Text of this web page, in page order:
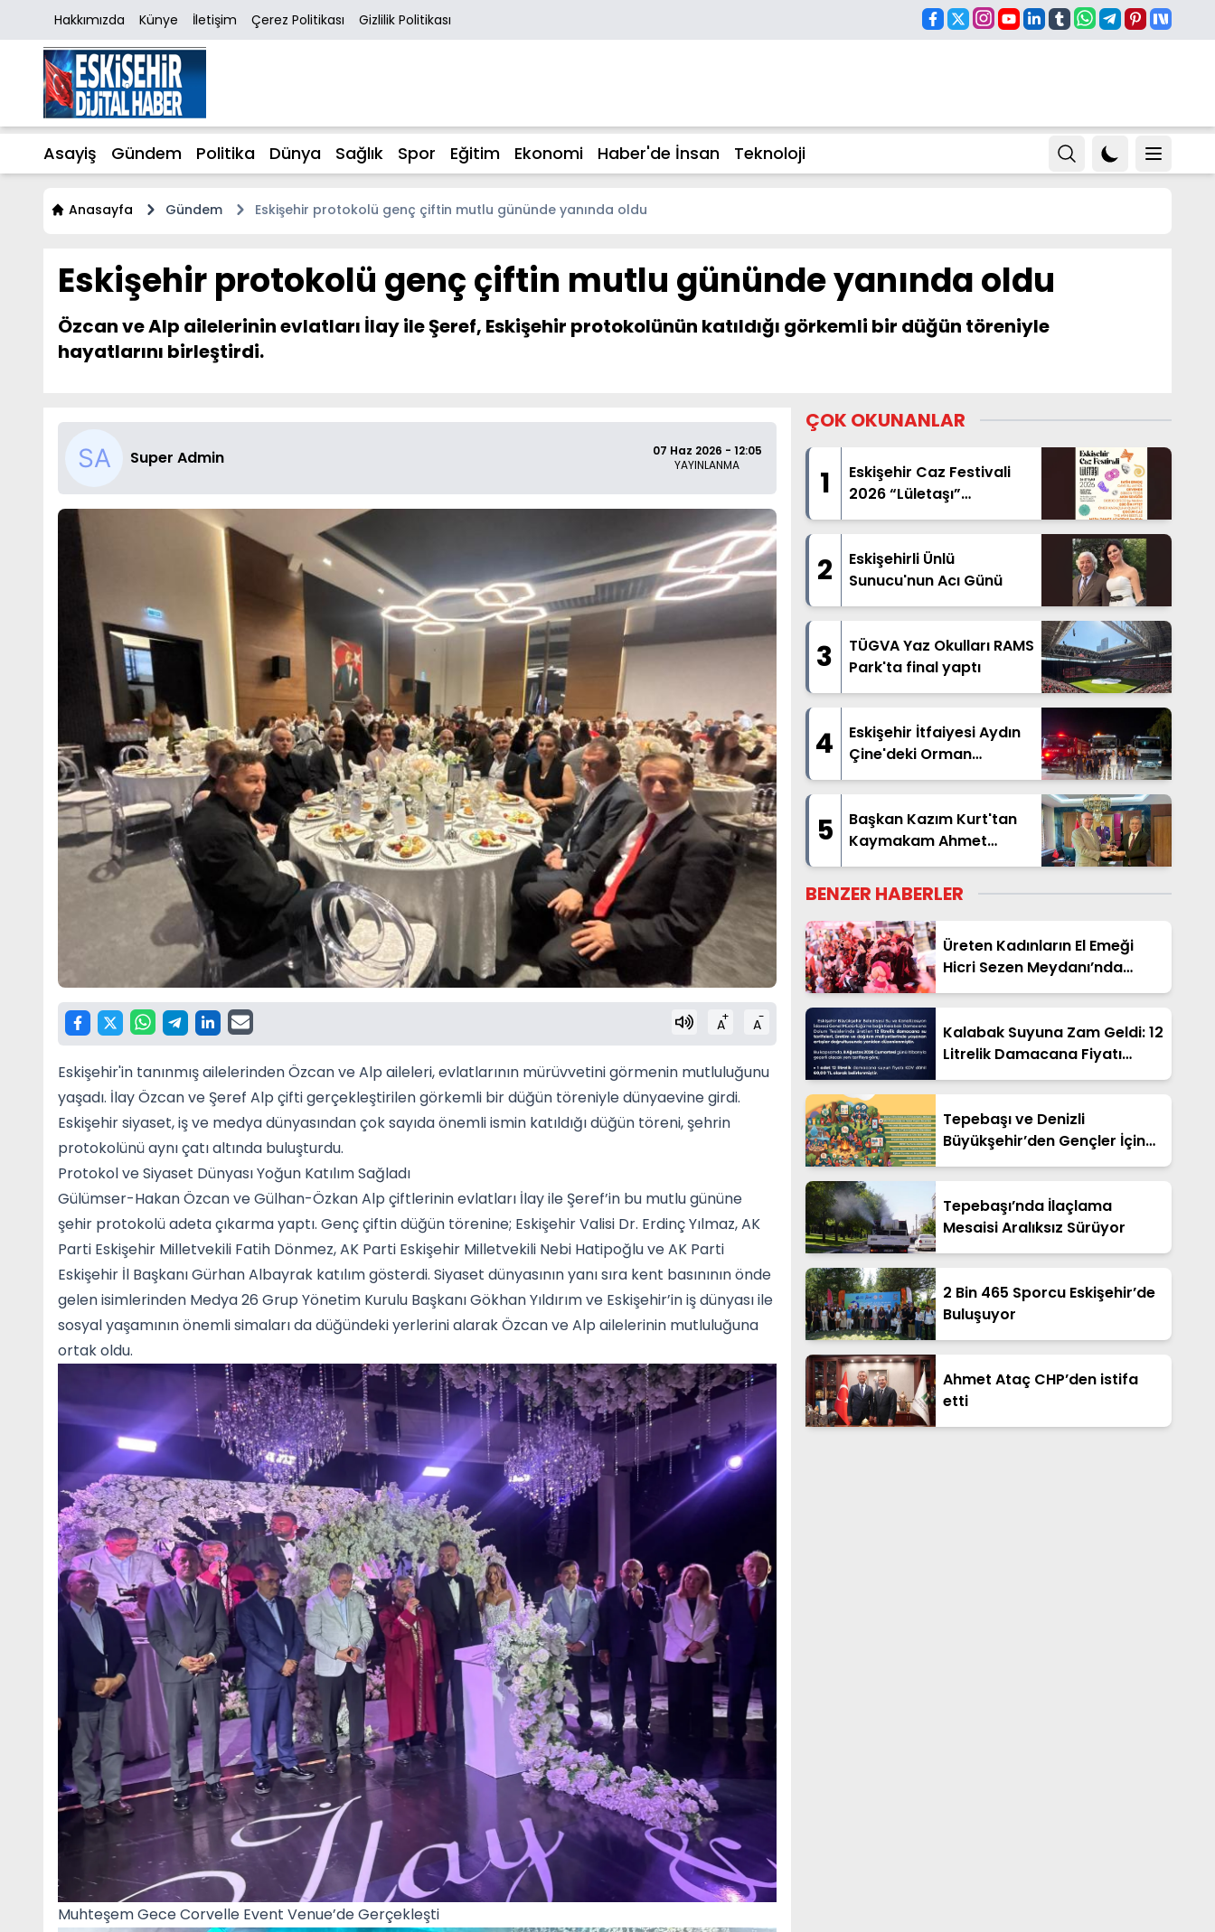
Hakkımızda Künye İletişim Çerez Politikası Gizlilik Politikası
Asayiş Gündem Politika Dünya Sağlık Spor Eğitim Ekonomi Haber'de İnsan Teknoloji
Anasayfa Gündem Eskişehir protokolü genç çiftin mutlu gününde yanında oldu
Eskişehir protokolü genç çiftin mutlu gününde yanında oldu
Özcan ve Alp ailelerinin evlatları İlay ile Şeref, Eskişehir protokolünün katıldığı görkemli bir düğün töreniyle
hayatlarını birleştirdi.
Super Admin
07 Haz 2026 - 12:05
YAYINLANMA
A+ A-
Eskişehir'in tanınmış ailelerinden Özcan ve Alp aileleri, evlatlarının mürüvvetini görmenin mutluluğunu
yaşadı. İlay Özcan ve Şeref Alp çifti gerçekleştirilen görkemli bir düğün töreniyle dünyaevine girdi.
Eskişehir siyaset, iş ve medya dünyasından çok sayıda önemli ismin katıldığı düğün töreni, şehrin
protokolünü aynı çatı altında buluşturdu.
Protokol ve Siyaset Dünyası Yoğun Katılım Sağladı
Gülümser-Hakan Özcan ve Gülhan-Özkan Alp çiftlerinin evlatları İlay ile Şeref’in bu mutlu gününe
şehir protokolü adeta çıkarma yaptı. Genç çiftin düğün törenine; Eskişehir Valisi Dr. Erdinç Yılmaz, AK
Parti Eskişehir Milletvekili Fatih Dönmez, AK Parti Eskişehir Milletvekili Nebi Hatipoğlu ve AK Parti
Eskişehir İl Başkanı Gürhan Albayrak katılım gösterdi. Siyaset dünyasının yanı sıra kent basınının önde
gelen isimlerinden Medya 26 Grup Yönetim Kurulu Başkanı Gökhan Yıldırım ve Eskişehir’in iş dünyası ile
sosyal yaşamının önemli simaları da düğündeki yerlerini alarak Özcan ve Alp ailelerinin mutluluğuna
ortak oldu.
Muhteşem Gece Corvelle Event Venue’de Gerçekleşti
ÇOK OKUNANLAR
1
Eskişehir Caz Festivali
2026 “Lületaşı”
Temasıyla Geliyor
2
Eskişehirli Ünlü
Sunucu'nun Acı Günü
3
TÜGVA Yaz Okulları RAMS
Park'ta final yaptı
4
Eskişehir İtfaiyesi Aydın
Çine'deki Orman
Yangınına Destek İçin
5
Başkan Kazım Kurt'tan
Kaymakam Ahmet
Hikmet Şahin'e Ziyaret
BENZER HABERLER
Üreten Kadınların El Emeği
Hicri Sezen Meydanı’nda
Hayat Bulacak
Kalabak Suyuna Zam Geldi: 12
Litrelik Damacana Fiyatı
Güncellendi!
Tepebaşı ve Denizli
Büyükşehir’den Gençler İçin
Ücretsiz Cankurtaran Yaz
Tepebaşı’nda İlaçlama
Mesaisi Aralıksız Sürüyor
2 Bin 465 Sporcu Eskişehir’de
Buluşuyor
Ahmet Ataç CHP’den istifa
etti